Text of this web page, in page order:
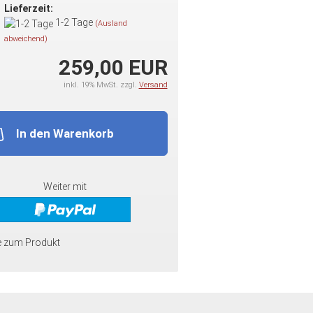
Lieferzeit:
1-2 Tage (Ausland
abweichend)
259,00 EUR
inkl. 19% MwSt. zzgl. Versand
In den Warenkorb
Weiter mit
zum Produkt